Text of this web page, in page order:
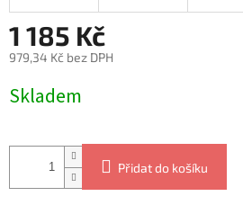
1 185 Kč
979,34 Kč bez DPH
cena:
Skladem
Přidat do košíku